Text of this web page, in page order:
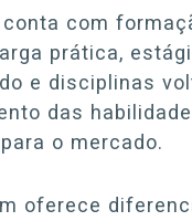
com
prática,
e disciplinas
das
o mercado.
oferece